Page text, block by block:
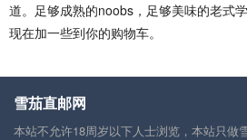
道。足够成熟的noobs，足够美味的老式
现在加一些到你的购物车。
雪茄直邮网
本站不允许18周岁以下人士浏览，本站只做